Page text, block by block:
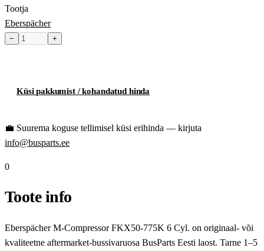
Tootja
Eberspächer
− +
Küsi pakkumist / kohandatud hinda
💼 Suurema koguse tellimisel küsi erihinda — kirjuta
info@busparts.ee
0
Toote info
Eberspächer M-Compressor FKX50-775K 6 Cyl. on originaal- või
kvaliteetne aftermarket-bussivaruosa BusParts Eesti laost. Tarne 1–5